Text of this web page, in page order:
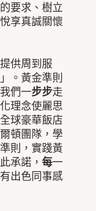
要求、樹立
享真誠關懷
供周到服
。黃金準則
們一步步走
理念使麗思
球豪華飯店
爾頓團隊，學
則，實踐黃
承諾，每一
出色同事感